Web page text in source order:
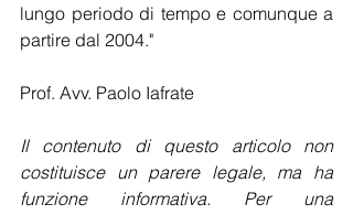
lungo periodo di tempo e comunque a
partire dal 2004."
Prof. Avv. Paolo Iafrate
Il contenuto di questo articolo non
costituisce un parere legale, ma ha
funzione informativa. Per una